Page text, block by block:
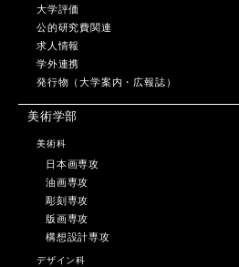
大学評価
公的研究費関連
求人情報
学外連携
発行物（大学案内・広報誌）
美術学部
美術科
日本画専攻
油画専攻
彫刻専攻
版画専攻
構想設計専攻
デザイン科